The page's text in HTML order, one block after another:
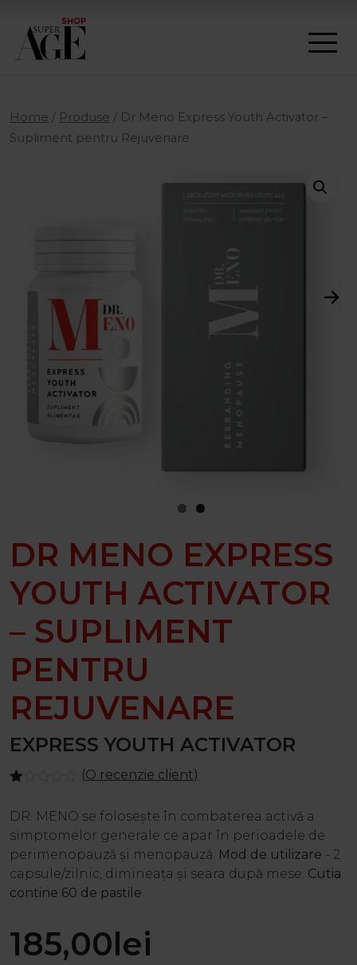
Home / Produse / Dr Meno Express Youth Activator –
Supliment pentru Rejuvenare
DR MENO EXPRESS
YOUTH ACTIVATOR
– SUPLIMENT
PENTRU
REJUVENARE
EXPRESS YOUTH ACTIVATOR
1.00
din
pe
baza
unei
singure
(O recenzie client)
DR. MENO se folosește în combaterea activă a
simptomelor generale ce apar în perioadele de
perimenopauză și menopauză. Mod de utilizare - 2
capsule/zilnic, dimineața și seara după mese. Cutia
contine 60 de pastile
185,00lei